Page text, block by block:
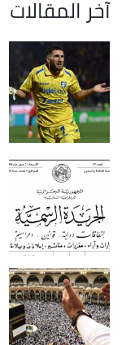
آخر المقالات